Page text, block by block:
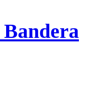
Bandera